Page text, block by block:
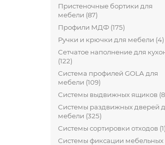
Пристеночные бортики для
мебели (87)
Профили МДФ (175)
Ручки и крючки для мебели (4)
Сетчатое наполнение для
(122)
Система профилей GOLA для
мебели (109)
Системы выдвижных ящиков
Системы раздвижных дверей
мебели (325)
Системы сортировки отходов (1)
Системы фиксации мебельных